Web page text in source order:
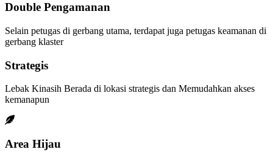
Double Pengamanan
Selain petugas di gerbang utama, terdapat juga petugas keamanan di
gerbang klaster
Strategis
Lebak Kinasih Berada di lokasi strategis dan Memudahkan akses
kemanapun
Area Hijau